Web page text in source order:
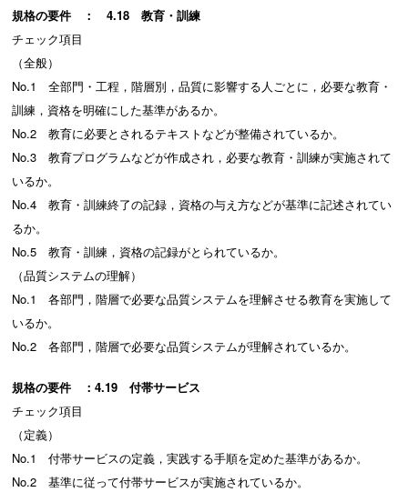
規格の要件 ： 4.18 教育・訓練
チェック項目
（全般）
No.1 全部門・工程，階層別，品質に影響する人ごとに，必要な教育・
訓練，資格を明確にした基準があるか。
No.2 教育に必要とされるテキストなどが整備されているか。
No.3 教育プログラムなどが作成され，必要な教育・訓練が実施されて
いるか。
No.4 教育・訓練終了の記録，資格の与え方などが基準に記述されてい
るか。
No.5 教育・訓練，資格の記録がとられているか。
（品質システムの理解）
No.1 各部門，階層で必要な品質システムを理解させる教育を実施して
いるか。
No.2 各部門，階層で必要な品質システムが理解されているか。
規格の要件 ：4.19 付帯サービス
チェック項目
（定義）
No.1 付帯サービスの定義，実践する手順を定めた基準があるか。
No.2 基準に従って付帯サービスが実施されているか。